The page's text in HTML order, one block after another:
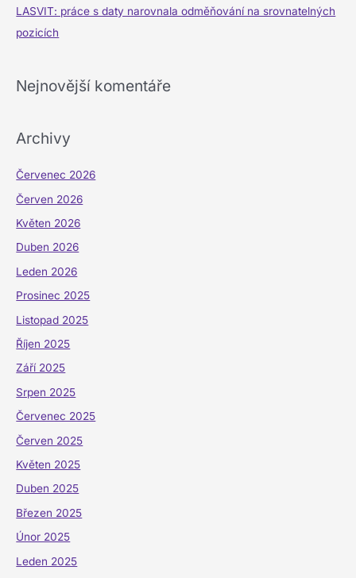
:LASVIT: práce s daty narovnala odměňování na srovnatelných
pozicích
Nejnovější komentáře
Archivy
Červenec 2026
Červen 2026
Květen 2026
Duben 2026
Leden 2026
Prosinec 2025
Listopad 2025
Říjen 2025
Září 2025
Srpen 2025
Červenec 2025
Červen 2025
Květen 2025
Duben 2025
Březen 2025
Únor 2025
Leden 2025